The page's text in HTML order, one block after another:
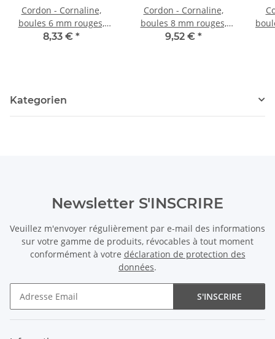
Cordon - Cornaline,
boules 6 mm rouges,
longueur 37 cm /4467
8,33 € *
Cordon - Cornaline,
boules 8 mm rouges,
longueur 38 cm /4468
9,52 € *
Kategorien
Newsletter S'INSCRIRE
Veuillez m'envoyer régulièrement par e-mail des informations
sur votre gamme de produits, révocables à tout moment
conformément à votre déclaration de protection des
données.
S'INSCRIRE